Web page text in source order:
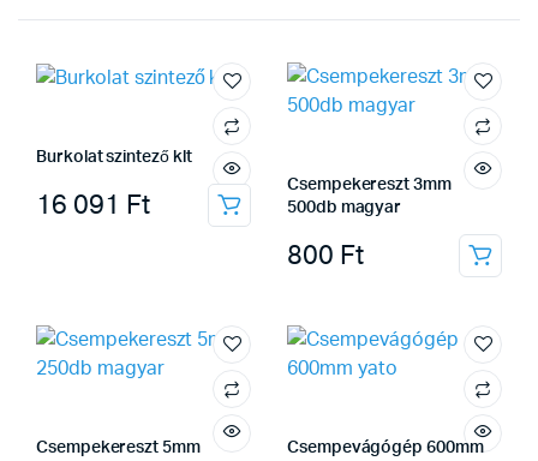
Burkolat szintező klt
16 091 Ft
Csempekereszt 3mm
500db magyar
800 Ft
Csempekereszt 5mm
Csempevágógép 600mm